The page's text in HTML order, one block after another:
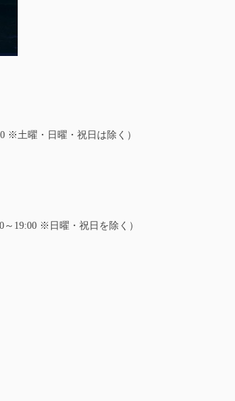
※土曜・日曜・祝日は除く）
～19:00 ※日曜・祝日を除く）